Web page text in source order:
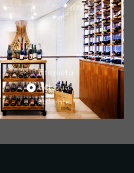
Etiqueta
del punti
caliente